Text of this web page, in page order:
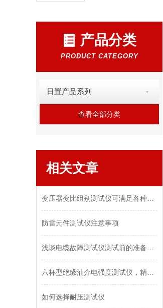
产品分类
PRODUCT CATEGORY
日置产品系列
查看全部分类
相关文章
防雷元件测试仪注意事项
如何选择耐压测试仪